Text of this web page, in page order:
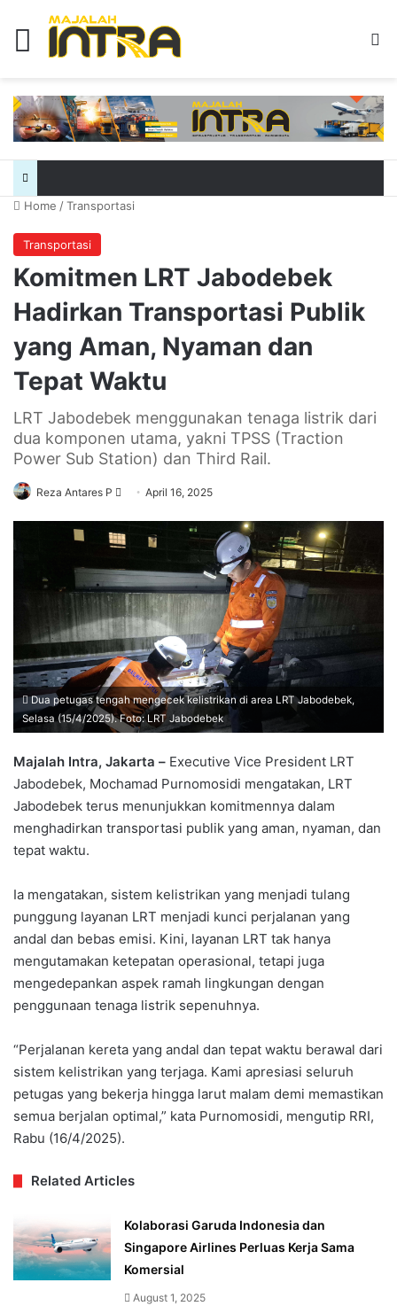
Menu
Home /Transportasi
Transportasi
Komitmen LRT Jabodebek
Hadirkan Transportasi Publik
yang Aman, Nyaman dan
Tepat Waktu
LRT Jabodebek menggunakan tenaga listrik dari
dua komponen utama, yakni TPSS (Traction
Power Sub Station) dan Third Rail.
Reza Antares P
Send
email
April 16, 2025
Dua petugas tengah mengecek kelistrikan di area LRT Jabodebek,
Selasa (15/4/2025). Foto: LRT Jabodebek
Majalah Intra, Jakarta – Executive Vice President LRT
Jabodebek, Mochamad Purnomosidi mengatakan, LRT
Jabodebek terus menunjukkan komitmennya dalam
menghadirkan transportasi publik yang aman, nyaman, dan
tepat waktu.
Ia mengatakan, sistem kelistrikan yang menjadi tulang
punggung layanan LRT menjadi kunci perjalanan yang
andal dan bebas emisi. Kini, layanan LRT tak hanya
mengutamakan ketepatan operasional, tetapi juga
mengedepankan aspek ramah lingkungan dengan
penggunaan tenaga listrik sepenuhnya.
“Perjalanan kereta yang andal dan tepat waktu berawal dari
sistem kelistrikan yang terjaga. Kami apresiasi seluruh
petugas yang bekerja hingga larut malam demi memastikan
semua berjalan optimal,” kata Purnomosidi, mengutip RRI,
Rabu (16/4/2025).
Related Articles
Kolaborasi Garuda Indonesia dan
Singapore Airlines Perluas Kerja Sama
Komersial
August 1, 2025